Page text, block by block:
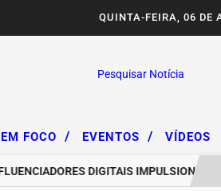
QUINTA-FEIRA, 06 DE
Pesquisar Notícia
FOCO / EVENTOS / VÍDEOS
DIGITAIS IMPULSIONAM